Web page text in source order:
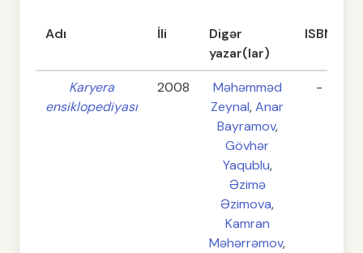
Adı İli
Digər
yazar(lar)
ISBN
Karyera
ensiklopediyası
2008
Məhəmməd
Zeynal,Anar
Bayramov,
Gövhər
Yaqublu,
Əzimə
Əzimova,
Kamran
Məhərrəmov,
-